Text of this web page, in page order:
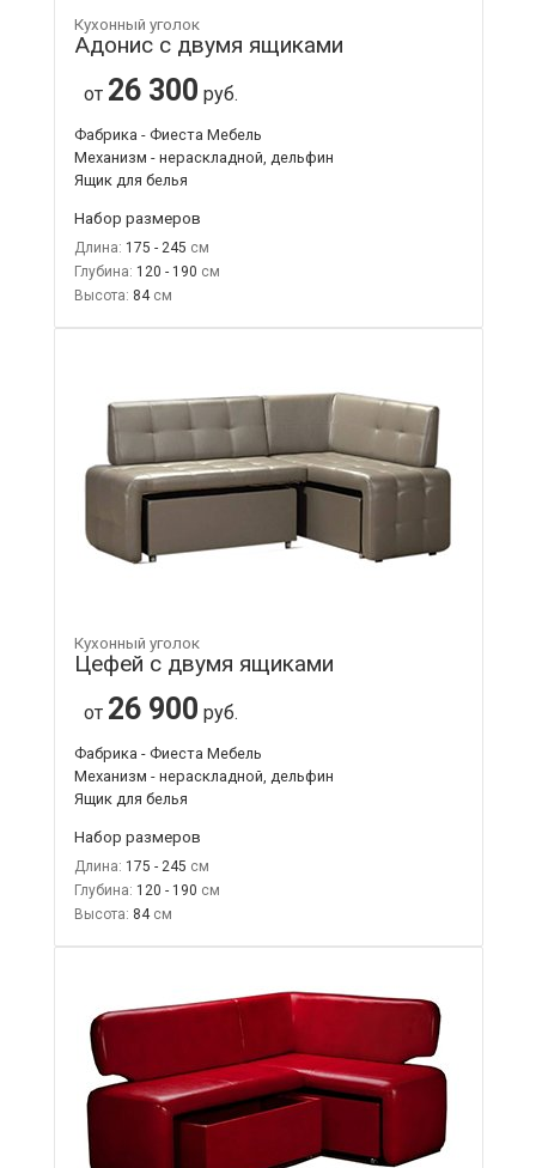
Кухонный уголок
Адонис с двумя ящиками
от 26 300 руб.
Фабрика - Фиеста Мебель
Механизм - нераскладной, дельфин
Ящик для белья
Набор размеров
Длина: 175 - 245
Глубина: 120 - 190
Высота: 84
Кухонный уголок
Цефей с двумя ящиками
от 26 900 руб.
Фабрика - Фиеста Мебель
Механизм - нераскладной, дельфин
Ящик для белья
Набор размеров
Длина: 175 - 245
Глубина: 120 - 190
Высота: 84